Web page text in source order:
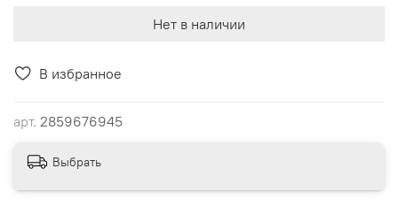
В избранное
арт. 2859676945
Нет в наличии
Выбрать